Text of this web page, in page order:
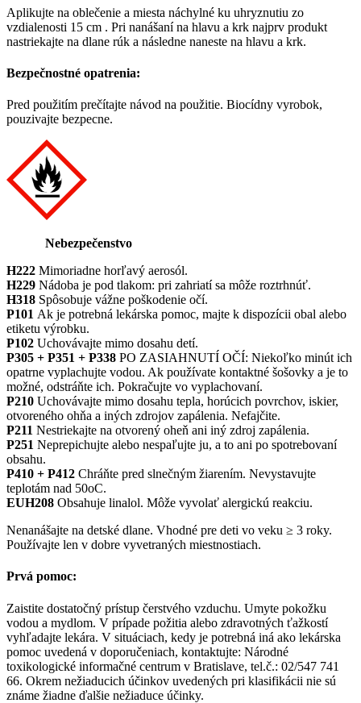
Aplikujte na oblečenie a miesta náchylné ku uhryznutiu zo
vzdialenosti 15 cm . Pri nanášaní na hlavu a krk najprv produkt
nastriekajte na dlane rúk a následne naneste na hlavu a krk.
Bezpečnostné opatrenia:
Pred použitím prečítajte návod na použitie. Biocídny vyrobok,
pouzivajte bezpecne.
Nebezpečenstvo
H222 Mimoriadne horľavý aerosól.
H229 Nádoba je pod tlakom: pri zahriatí sa môže roztrhnúť.
H318 Spôsobuje vážne poškodenie očí.
P101 Ak je potrebná lekárska pomoc, majte k dispozícii obal alebo
etiketu výrobku.
P102 Uchovávajte mimo dosahu detí.
P305 + P351 + P338 PO ZASIAHNUTÍ OČÍ: Niekoľko minút ich
opatrne vyplachujte vodou. Ak používate kontaktné šošovky a je to
možné, odstráňte ich. Pokračujte vo vyplachovaní.
P210 Uchovávajte mimo dosahu tepla, horúcich povrchov, iskier,
otvoreného ohňa a iných zdrojov zapálenia. Nefajčite.
P211 Nestriekajte na otvorený oheň ani iný zdroj zapálenia.
P251 Neprepichujte alebo nespaľujte ju, a to ani po spotrebovaní
obsahu.
P410 + P412 Chráňte pred slnečným žiarením. Nevystavujte
teplotám nad 50oC.
EUH208 Obsahuje linalol. Môže vyvolať alergickú reakciu.
Nenanášajte na detské dlane. Vhodné pre deti vo veku ≥ 3 roky.
Používajte len v dobre vyvetraných miestnostiach.
Prvá pomoc:
Zaistite dostatočný prístup čerstvého vzduchu. Umyte pokožku
vodou a mydlom. V prípade požitia alebo zdravotných ťažkostí
vyhľadajte lekára. V situáciach, kedy je potrebná iná ako lekárska
pomoc uvedená v doporučeniach, kontaktujte: Národné
toxikologické informačné centrum v Bratislave, tel.č.: 02/547 741
66. Okrem nežiaducich účinkov uvedených pri klasifikácii nie sú
známe žiadne ďalšie nežiaduce účinky.